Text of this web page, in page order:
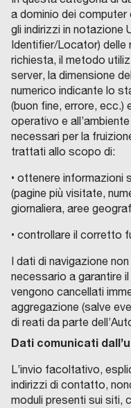
a dominio dei computer
gli indirizzi in notazione
Identifier/Locator) delle
richiesta, il metodo
server, la dimensione
numerico indicante lo
(buon fine, errore, ecc.)
operativo e
necessari per la
trattati allo scopo di:
• ottenere informazioni
(pagine più visitate,
giornaliera, aree
• controllare il corretto
I dati di navigazione
necessario a garantire
vengono cancellati
aggregazione (salve
di reati da parte
Dati comunicati
L’invio facoltativo,
indirizzi di contatto,
moduli presenti sui siti,